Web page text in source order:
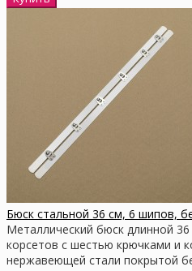
Бюск стальной 36 см, 6 шипов,
Металлический бюск длинной
корсетов с шестью крючками и
нержавеющей стали покрытой